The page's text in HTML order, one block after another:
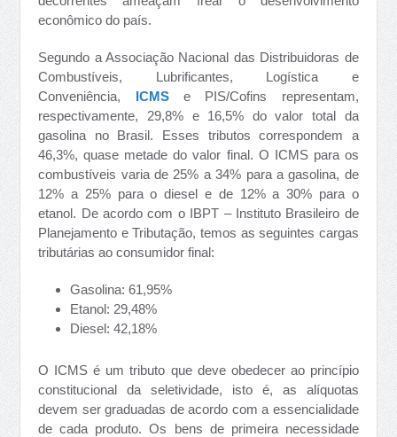
econômico do país.
Segundo a Associação Nacional das Distribuidoras de
Combustíveis, Lubrificantes, Logística e
Conveniência, ICMSe PIS/Cofins representam,
respectivamente, 29,8% e 16,5% do valor total da
gasolina no Brasil. Esses tributos correspondem a
46,3%, quase metade do valor final. O ICMS para os
combustíveis varia de 25% a 34% para a gasolina, de
12% a 25% para o diesel e de 12% a 30% para o
etanol. De acordo com o IBPT – Instituto Brasileiro de
Planejamento e Tributação, temos as seguintes cargas
tributárias ao consumidor final:
Gasolina: 61,95%
Etanol: 29,48%
Diesel: 42,18%
O ICMS é um tributo que deve obedecer ao princípio
constitucional da seletividade, isto é, as alíquotas
devem ser graduadas de acordo com a essencialidade
de cada produto. Os bens de primeira necessidade